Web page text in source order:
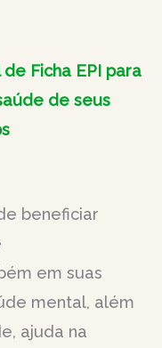
Ficha EPI para
de seus
beneficiar
em suas
mental, além
ajuda na